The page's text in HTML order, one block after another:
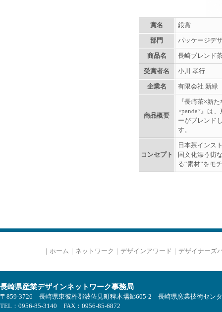
賞名 銀賞
部門 パッケージデ
商品名 長崎ブレンド
受賞者名 小川 孝行
企業名 有限会社 新緑
商品概要
『長崎茶×新
×panda?』は
ーがブレンド
す。
コンセプト
日本茶インス
国文化漂う街
る“素材”をモ
ホーム ネットワーク デザインアワード デザイナーズ
長崎県産業デザインネットワーク事務局
〒859-3726 長崎県東彼杵郡波佐見町稗木場郷605-2 長崎県窯業技術セン
TEL：0956-85-3140 FAX：0956-85-6872